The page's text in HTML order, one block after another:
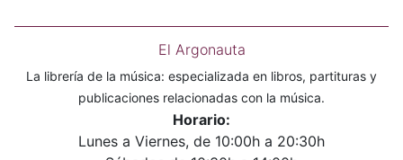
El Argonauta
La librería de la música: especializada en libros, partituras y
publicaciones relacionadas con la música.
Horario:
Lunes a Viernes, de 10:00h a 20:30h